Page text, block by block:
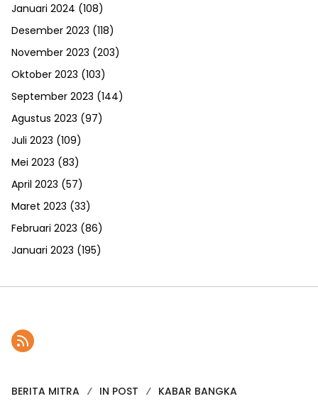
Januari 2024 (108)
Desember 2023 (118)
November 2023 (203)
Oktober 2023 (103)
September 2023 (144)
Agustus 2023 (97)
Juli 2023 (109)
Mei 2023 (83)
April 2023 (57)
Maret 2023 (33)
Februari 2023 (86)
Januari 2023 (195)
BERITA MITRA IN POST
KABAR BANGKA